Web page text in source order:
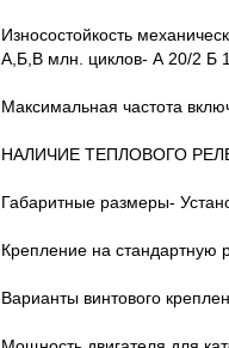
Износостойкость
А,Б,В млн. циклов- А 20/2 Б
Максимальная частота
НАЛИЧИЕ ТЕПЛОВОГО
Габаритные размеры-
Крепление на стандартную
Варианты винтового